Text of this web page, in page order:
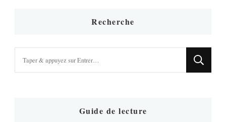
Recherche
recherchiez
Guide de lecture